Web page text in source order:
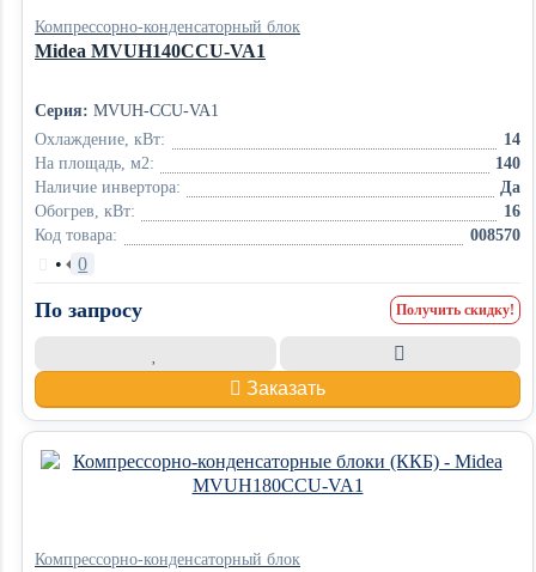
Компрессорно-конденсаторный блок
Midea MVUH140CCU-VA1
Серия: MVUH-CCU-VA1
Охлаждение, кВт:
14
На площадь, м2:
140
Наличие инвертора:
Да
Обогрев, кВт:
16
Код товара:
008570
• 0
По запросу Получить скидку!
Заказать
Компрессорно-конденсаторный блок